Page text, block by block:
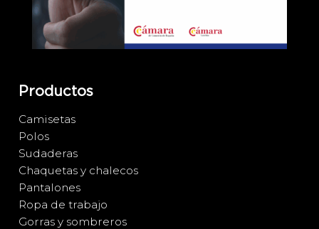
Productos
Camisetas
Polos
Sudaderas
Chaquetas y chalecos
Pantalones
Ropa de trabajo
Gorras y sombreros